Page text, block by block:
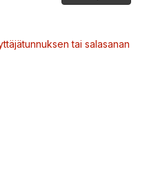
tai salasanan